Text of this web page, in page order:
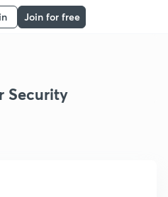
Join for free
Security